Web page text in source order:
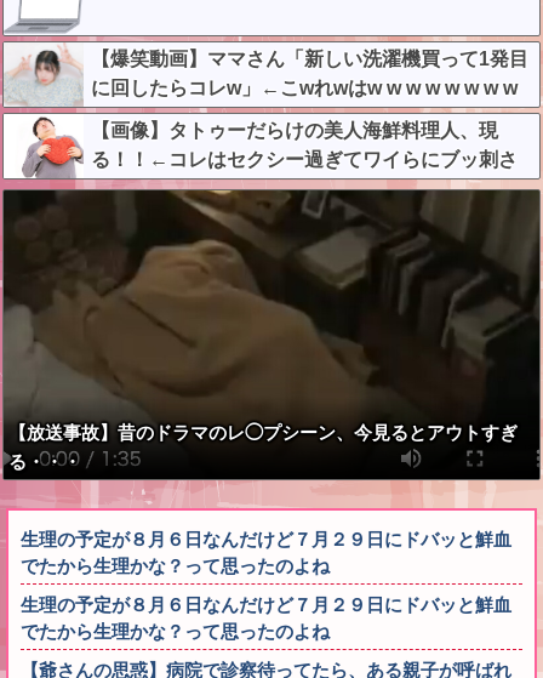
【爆笑動画】ママさん「新しい洗濯機買って1発目
に回したらコレw」←こwれwはw w w w w w w w
w w
【画像】タトゥーだらけの美人海鮮料理人、現
る！！←コレはセクシー過ぎてワイらにブッ刺さ
りまくりw w w w w w w w w
【放送事故】昔のドラマのレ◯プシーン、今見るとアウトすぎ
る・・・
生理の予定が８月６日なんだけど７月２９日にドバッと鮮血
でたから生理かな？って思ったのよね
生理の予定が８月６日なんだけど７月２９日にドバッと鮮血
でたから生理かな？って思ったのよね
【爺さんの思惑】病院で診察待ってたら、ある親子が呼ばれ